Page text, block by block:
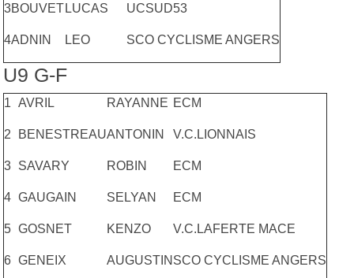
3BOUVET LUCAS UCSUD53
4ADNIN LEO SCO CYCLISME ANGERS
U9 G-F
1 AVRIL RAYANNE ECM
2 BENESTREAUANTONIN V.C.LIONNAIS
3 SAVARY ROBIN ECM
4 GAUGAIN SELYAN ECM
5 GOSNET KENZO V.C.LAFERTE MACE
6 GENEIX AUGUSTIN SCO CYCLISME ANGERS